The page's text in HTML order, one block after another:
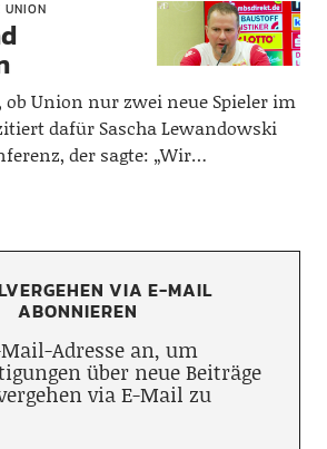
UNION
ob Union nur zwei neue Spieler im
dafür Sascha Lewandowski
der sagte: „Wir…
VIA E-MAIL
ABONNIEREN
Adresse an, um
über neue Beiträge
via E-Mail zu